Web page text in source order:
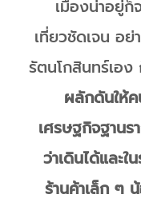
เมืองน่าอยู่ก็
เที่ยวชัดเจน อ
รัตนโกสินทร์เอง
ผลักดันให้ค
เศรษฐกิจฐานร
ว่าเดินได้และใ
ร้านค้าเล็ก ๆ